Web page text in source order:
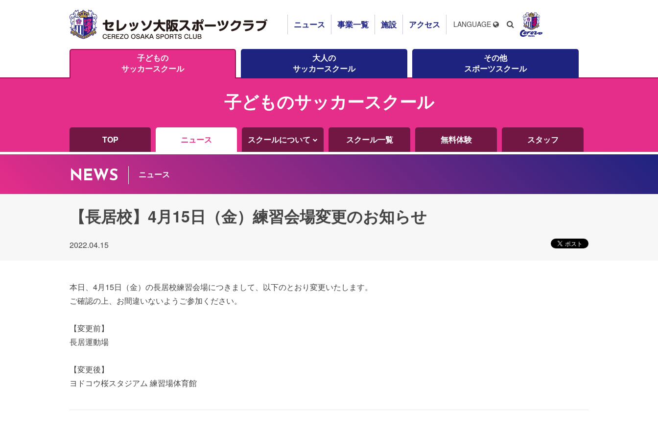
ニュース 事業一覧 施設 アクセス
子どもの
サッカースクール
大人の
サッカースクール
その他
スポーツスクール
LANGUAGE
子どものサッカースクール
TOP ニュース スクールについて スクール一覧 無料体験 スタッフ
NEWS ニュース
【長居校】4月15日（金）練習会場変更のお知らせ
2022.04.15
本日、4月15日（金）の長居校練習会場につきまして、以下のとおり変更いたします。
ご確認の上、お間違いないようご参加ください。
【変更前】
長居運動場
【変更後】
ヨドコウ桜スタジアム 練習場体育館